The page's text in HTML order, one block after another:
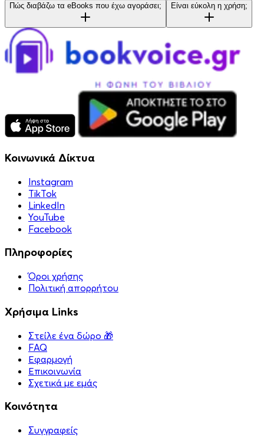
Πώς διαβάζω τα eBooks που έχω αγοράσει; Είναι εύκολη η χρήση;
Κοινωνικά Δίκτυα
Instagram
TikTok
LinkedIn
YouTube
Facebook
Πληροφορίες
Όροι χρήσης
Πολιτική απορρήτου
Χρήσιμα Links
Στείλε ένα δώρο 🎁
FAQ
Εφαρμογή
Επικοινωνία
Σχετικά με εμάς
Κοινότητα
Συγγραφείς